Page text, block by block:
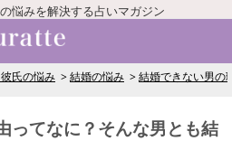
悩みを解決する占いマガジン
氏の悩み 結婚の悩み 結婚できない男の
ってなに？そんな男とも結